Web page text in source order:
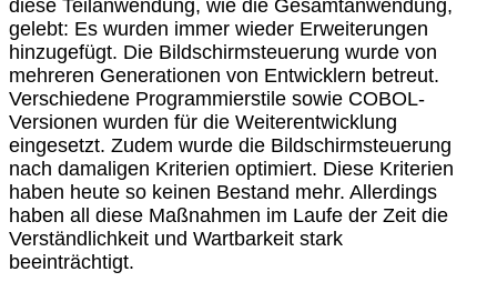
diese Teilanwendung, wie die Gesamtanwendung,
gelebt: Es wurden immer wieder Erweiterungen
hinzugefügt. Die Bildschirmsteuerung wurde von
mehreren Generationen von Entwicklern betreut.
Verschiedene Programmierstile sowie COBOL-
Versionen wurden für die Weiterentwicklung
eingesetzt. Zudem wurde die Bildschirmsteuerung
nach damaligen Kriterien optimiert. Diese Kriterien
haben heute so keinen Bestand mehr. Allerdings
haben all diese Maßnahmen im Laufe der Zeit die
Verständlichkeit und Wartbarkeit stark
beeinträchtigt.